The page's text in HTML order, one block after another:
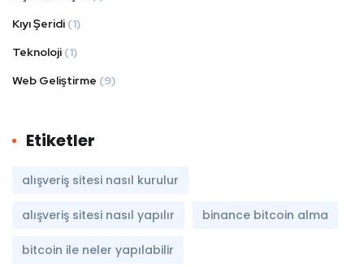
Kıyı Şeridi (1)
Teknoloji (1)
Web Geliştirme (9)
Etiketler
alışveriş sitesi nasıl kurulur
alışveriş sitesi nasıl yapılır binance bitcoin alma
bitcoin ile neler yapılabilir